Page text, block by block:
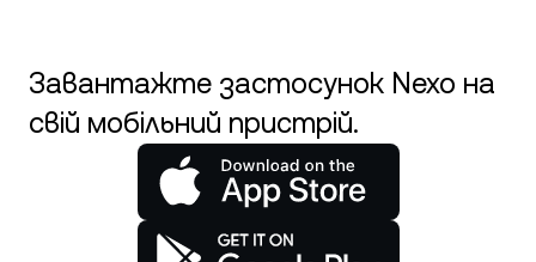
Завантажте застосунок Nexo на
свій мобільний пристрій.